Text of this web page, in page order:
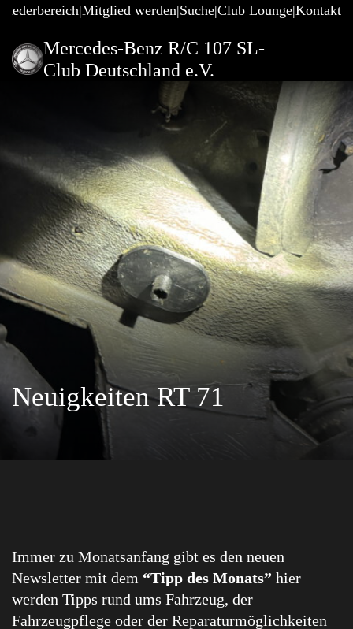
Mitglied werden Suche Club Lounge Kontakt
Mercedes-Benz R/C 107 SL-
Club Deutschland e.V.
Neuigkeiten RT 71
Immer zu Monatsanfang gibt es den neuen
Newsletter mit dem “Tipp des Monats” hier
werden Tipps rund ums Fahrzeug, der
Fahrzeugpflege oder der Reparaturmöglichkeiten